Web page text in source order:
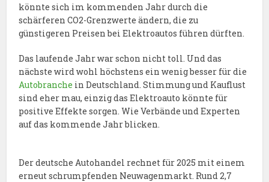
könnte sich im kommenden Jahr durch die
schärferen CO2-Grenzwerte ändern, die zu
günstigeren Preisen bei Elektroautos führen dürften.
Das laufende Jahr war schon nicht toll. Und das
nächste wird wohl höchstens ein wenig besser für die
Autobranche in Deutschland. Stimmung und Kauflust
sind eher mau, einzig das Elektroauto könnte für
positive Effekte sorgen. Wie Verbände und Experten
auf das kommende Jahr blicken.
Der deutsche Autohandel rechnet für 2025 mit einem
erneut schrumpfenden Neuwagenmarkt. Rund 2,7